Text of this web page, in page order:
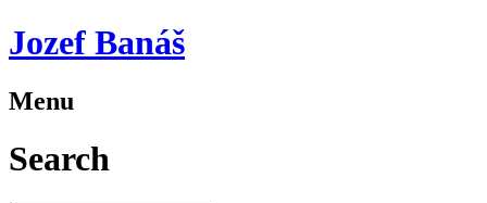
Jozef Banáš
Menu
Search